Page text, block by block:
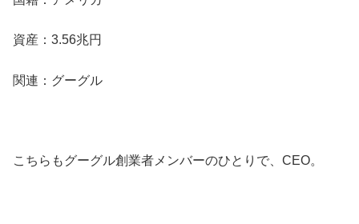
資産：3.56兆円
関連：グーグル
こちらもグーグル創業者メンバーのひとりで、CEO。